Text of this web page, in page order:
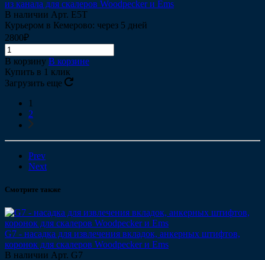
из канала для скалеров Woodpecker и Ems
В наличии Арт. Е5Т
Курьером в Кемерово: через 5 дней
2800₽
В корзину В корзине
Купить в 1 клик
Загрузить еще
1
2
Prev
Next
Смотрите также
G7 - насадка для извлечения вкладок, анкерных штифтов,
коронок для скалеров Woodpecker и Ems
В наличии Арт. G7